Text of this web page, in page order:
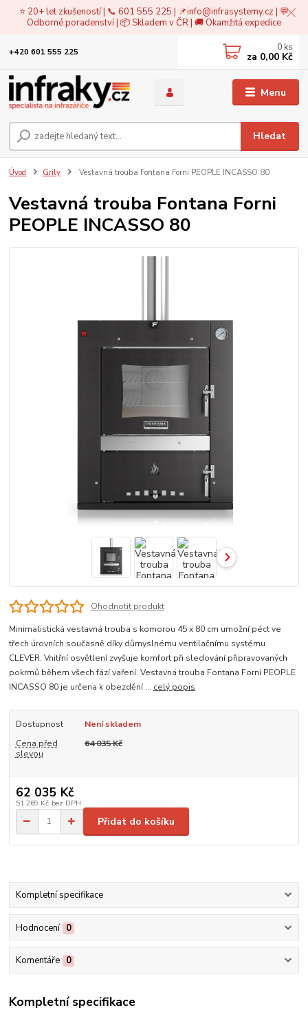
⭐ 20+ let zkušeností | 📞 601 555 225 | 📌info@infrasystemy.cz| 💬
Odborné poradenství | 📦 Skladem v ČR | 🚚 Okamžitá expedice
Menu
Hledat
+420 601 555 225 0 ks
za 0,00 Kč
Úvod Grily Vestavná trouba Fontana Forni PEOPLE INCASSO 80
Vestavná trouba Fontana Forni
PEOPLE INCASSO 80
Ohodnotit produkt
Minimalistická vestavná trouba s komorou 45 x 80 cm umožní péct ve
třech úrovních současně díky důmyslnému ventilačnímu systému
CLEVER. Vnitřní osvětlení zvyšuje komfort při sledování připravovaných
pokrmů během všech fází vaření. Vestavná trouba Fontana Forni PEOPLE
INCASSO 80 je určena k obezdění ... celý popis
Dostupnost
Není skladem
Cena před
slevou
64 035 Kč
62 035 Kč
51 269 Kč bez DPH
Přidat do košíku
Kompletní specifikace
Hodnocení 0
Komentáře 0
Kompletní specifikace